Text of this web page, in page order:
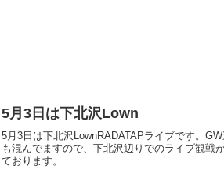
5月3日は下北沢Lown
5月3日は下北沢LownRADATAPライブです。
も混んでますので、下北沢辺りでのライブ観戦
ております。